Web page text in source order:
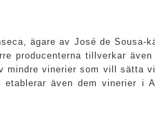
ägare av José de Sousa-
producenterna tillverkar
mindre vinerier som vill sätta
även dem vinerier i